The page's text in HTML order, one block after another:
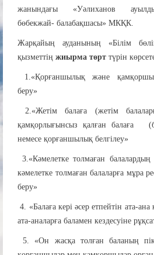
жанындағы «Уәлиханов ауылдық
бөбекжай- балабақшасы» МКҚК.
Жарқайың ауданының «Білім
қызметтің жиырма төрт түрін
1.«Қорғаншылық және
беру»
2.«Жетім балаға (жетім
қамқорлығынсыз қалған балаға
немесе қорғаншылық белгілеу»
3.«Кәмелетке толмаған
кәмелетке толмаған балаларға мұра
беру»
4. «Балаға кері әсер етпейтін ата-
ата-аналарға баламен кездесуіне
5. «Он жасқа толған баланың